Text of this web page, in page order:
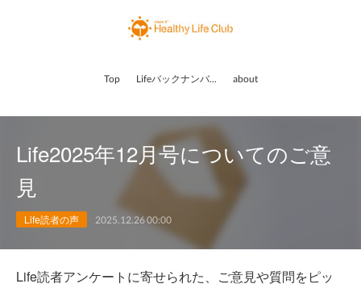
Top Lifeバックナンバー about
Life2025年12月号についてのご意
見
Life読者の声 2025.12.26 00:00
Life読者アンケートに寄せられた、ご意見や質問をピッ